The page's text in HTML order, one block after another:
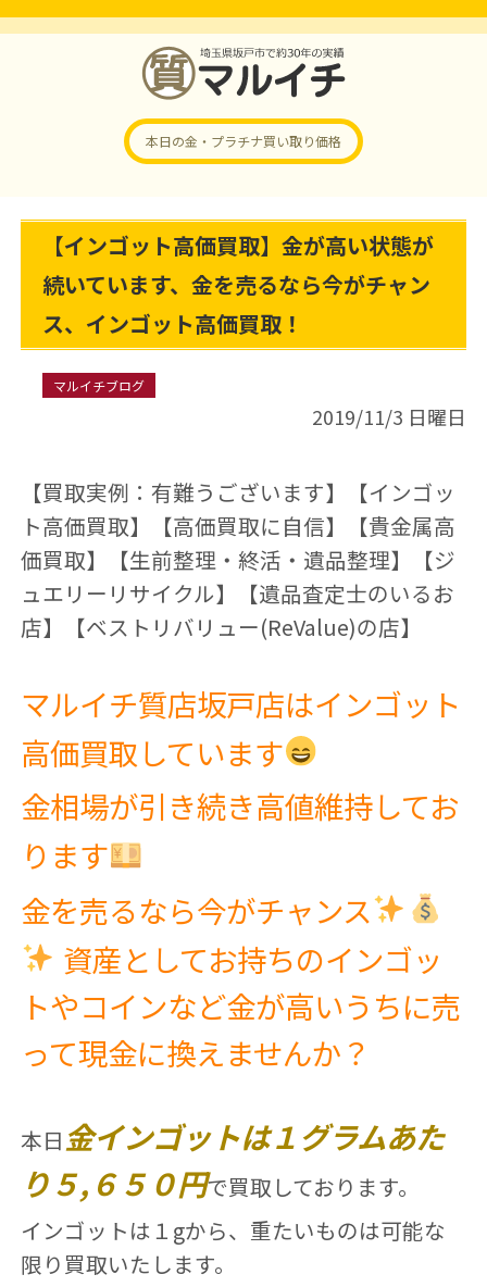
本日の金・プラチナ買い取り価格
【インゴット高価買取】金が高い状態が
続いています、金を売るなら今がチャン
ス、インゴット高価買取！
マルイチブログ
2019/11/3 日曜日
【買取実例：有難うございます】【インゴッ
ト高価買取】【高価買取に自信】【貴金属高
価買取】【生前整理・終活・遺品整理】【ジ
ュエリーリサイクル】【遺品査定士のいるお
店】【ベストリバリュー(ReValue)の店】
マルイチ質店坂戸店はインゴット
高価買取しています
金相場が引き続き高値維持してお
ります
金を売るなら今がチャンス
資産としてお持ちのインゴッ
トやコインなど金が高いうちに売
って現金に換えませんか？
本日金インゴットは１グラムあた
り５,６５０円で買取しております。
インゴットは１gから、重たいものは可能な
限り買取いたします。